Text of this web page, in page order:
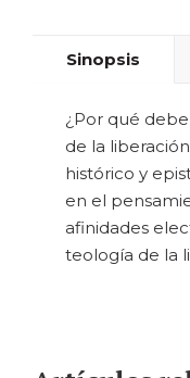
Sinopsis
¿Por qué
de la
histórico y
en el
afinidades
teología de la